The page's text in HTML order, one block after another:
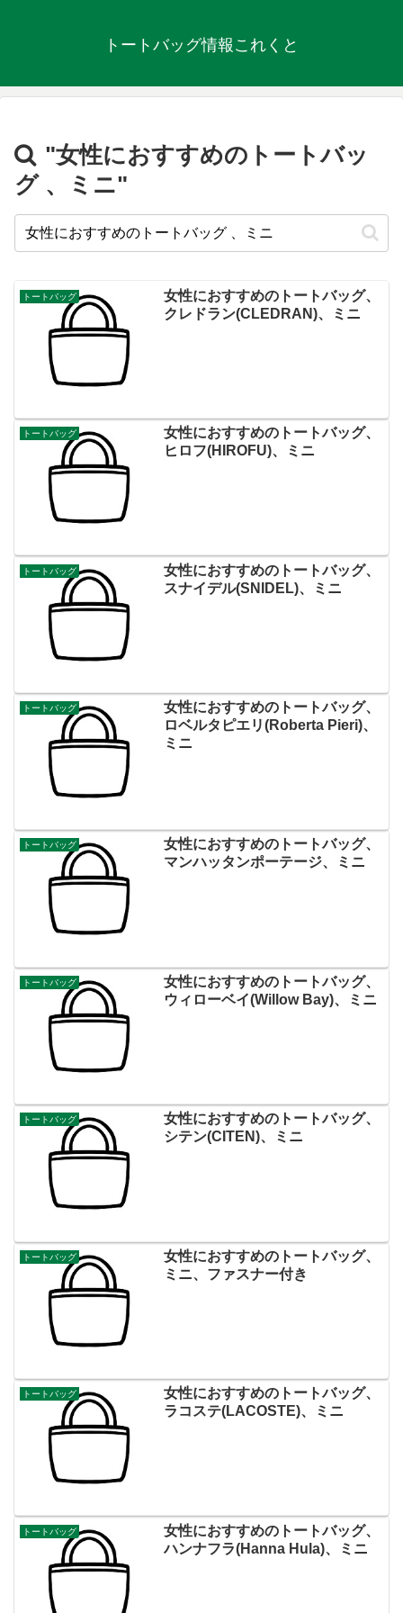
トートバッグ情報これくと
"女性におすすめのトートバッ
グ 、ミニ"
トートバッグ
女性におすすめのトートバッグ、
クレドラン(CLEDRAN)、ミニ
トートバッグ
女性におすすめのトートバッグ、
ヒロフ(HIROFU)、ミニ
トートバッグ
女性におすすめのトートバッグ、
スナイデル(SNIDEL)、ミニ
トートバッグ
女性におすすめのトートバッグ、
ロベルタピエリ(Roberta Pieri)、
ミニ
トートバッグ
女性におすすめのトートバッグ、
マンハッタンポーテージ、ミニ
トートバッグ
女性におすすめのトートバッグ、
ウィローベイ(Willow Bay)、ミニ
トートバッグ
女性におすすめのトートバッグ、
シテン(CITEN)、ミニ
トートバッグ
女性におすすめのトートバッグ、
ミニ、ファスナー付き
トートバッグ
女性におすすめのトートバッグ、
ラコステ(LACOSTE)、ミニ
トートバッグ
女性におすすめのトートバッグ、
ハンナフラ(Hanna Hula)、ミニ